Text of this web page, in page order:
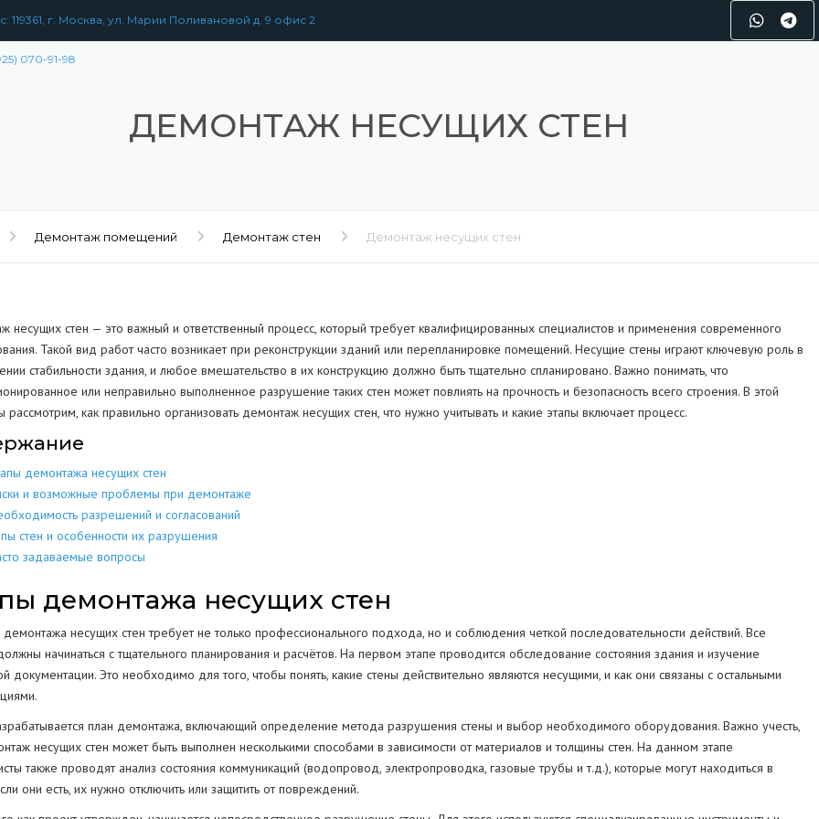
119361, г. Москва, ул. Марии Поливановой д. 9 офис 2
070-91-98
ЗДАНИЙ РАЗБОРКА
СКЛАДОВ
АНГАРОВ
ПРОМЫШЛЕННЫХ ТРУБ
ЖЕЛЕЗОБЕТОННЫХ
БЕТОННЫХ
КОЛОНН
ОПОР
РЕЗКА КОНСТРУКЦИЙ
ПОЛОВ
СТЕН
ДЕМОНТАЖ НЕСУЩИХ СТЕН
Демонтаж помещений Демонтаж стен Демонтаж несущих стен
несущих стен — это важный и ответственный процесс, который требует квалифицированных специалистов и применения современного
Такой вид работ часто возникает при реконструкции зданий или перепланировке помещений. Несущие стены играют ключевую роль в
стабильности здания, и любое вмешательство в их конструкцию должно быть тщательно спланировано. Важно понимать, что
или неправильно выполненное разрушение таких стен может повлиять на прочность и безопасность всего строения. В этой
рассмотрим, как правильно организовать демонтаж несущих стен, что нужно учитывать и какие этапы включает процесс.
демонтажа несущих стен
и возможные проблемы при демонтаже
разрешений и согласований
стен и особенности их разрушения
задаваемые вопросы
демонтажа несущих стен
несущих стен требует не только профессионального подхода, но и соблюдения четкой последовательности действий. Все
начинаться с тщательного планирования и расчётов. На первом этапе проводится обследование состояния здания и изучение
документации. Это необходимо для того, чтобы понять, какие стены действительно являются несущими, и как они связаны с остальными
план демонтажа, включающий определение метода разрушения стены и выбор необходимого оборудования. Важно учесть,
несущих стен может быть выполнен несколькими способами в зависимости от материалов и толщины стен. На данном этапе
также проводят анализ состояния коммуникаций (водопровод, электропроводка, газовые трубы и т.д.), которые могут находиться в
они есть, их нужно отключить или защитить от повреждений.